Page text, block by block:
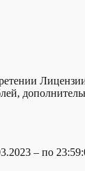
– по